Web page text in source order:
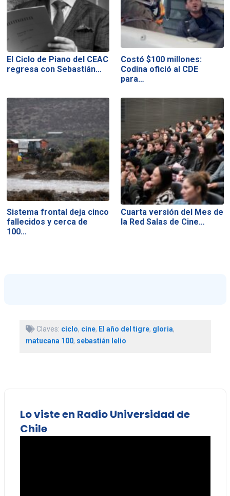
El Ciclo de Piano del CEAC
regresa con Sebastián…
Costó $100 millones:
Codina ofició al CDE
para…
Sistema frontal deja cinco
fallecidos y cerca de
100…
Cuarta versión del Mes de
la Red Salas de Cine…
Claves: ciclo, cine, El año del tigre, gloria,
matucana 100, sebastián lelio
Lo viste en Radio Universidad de
Chile